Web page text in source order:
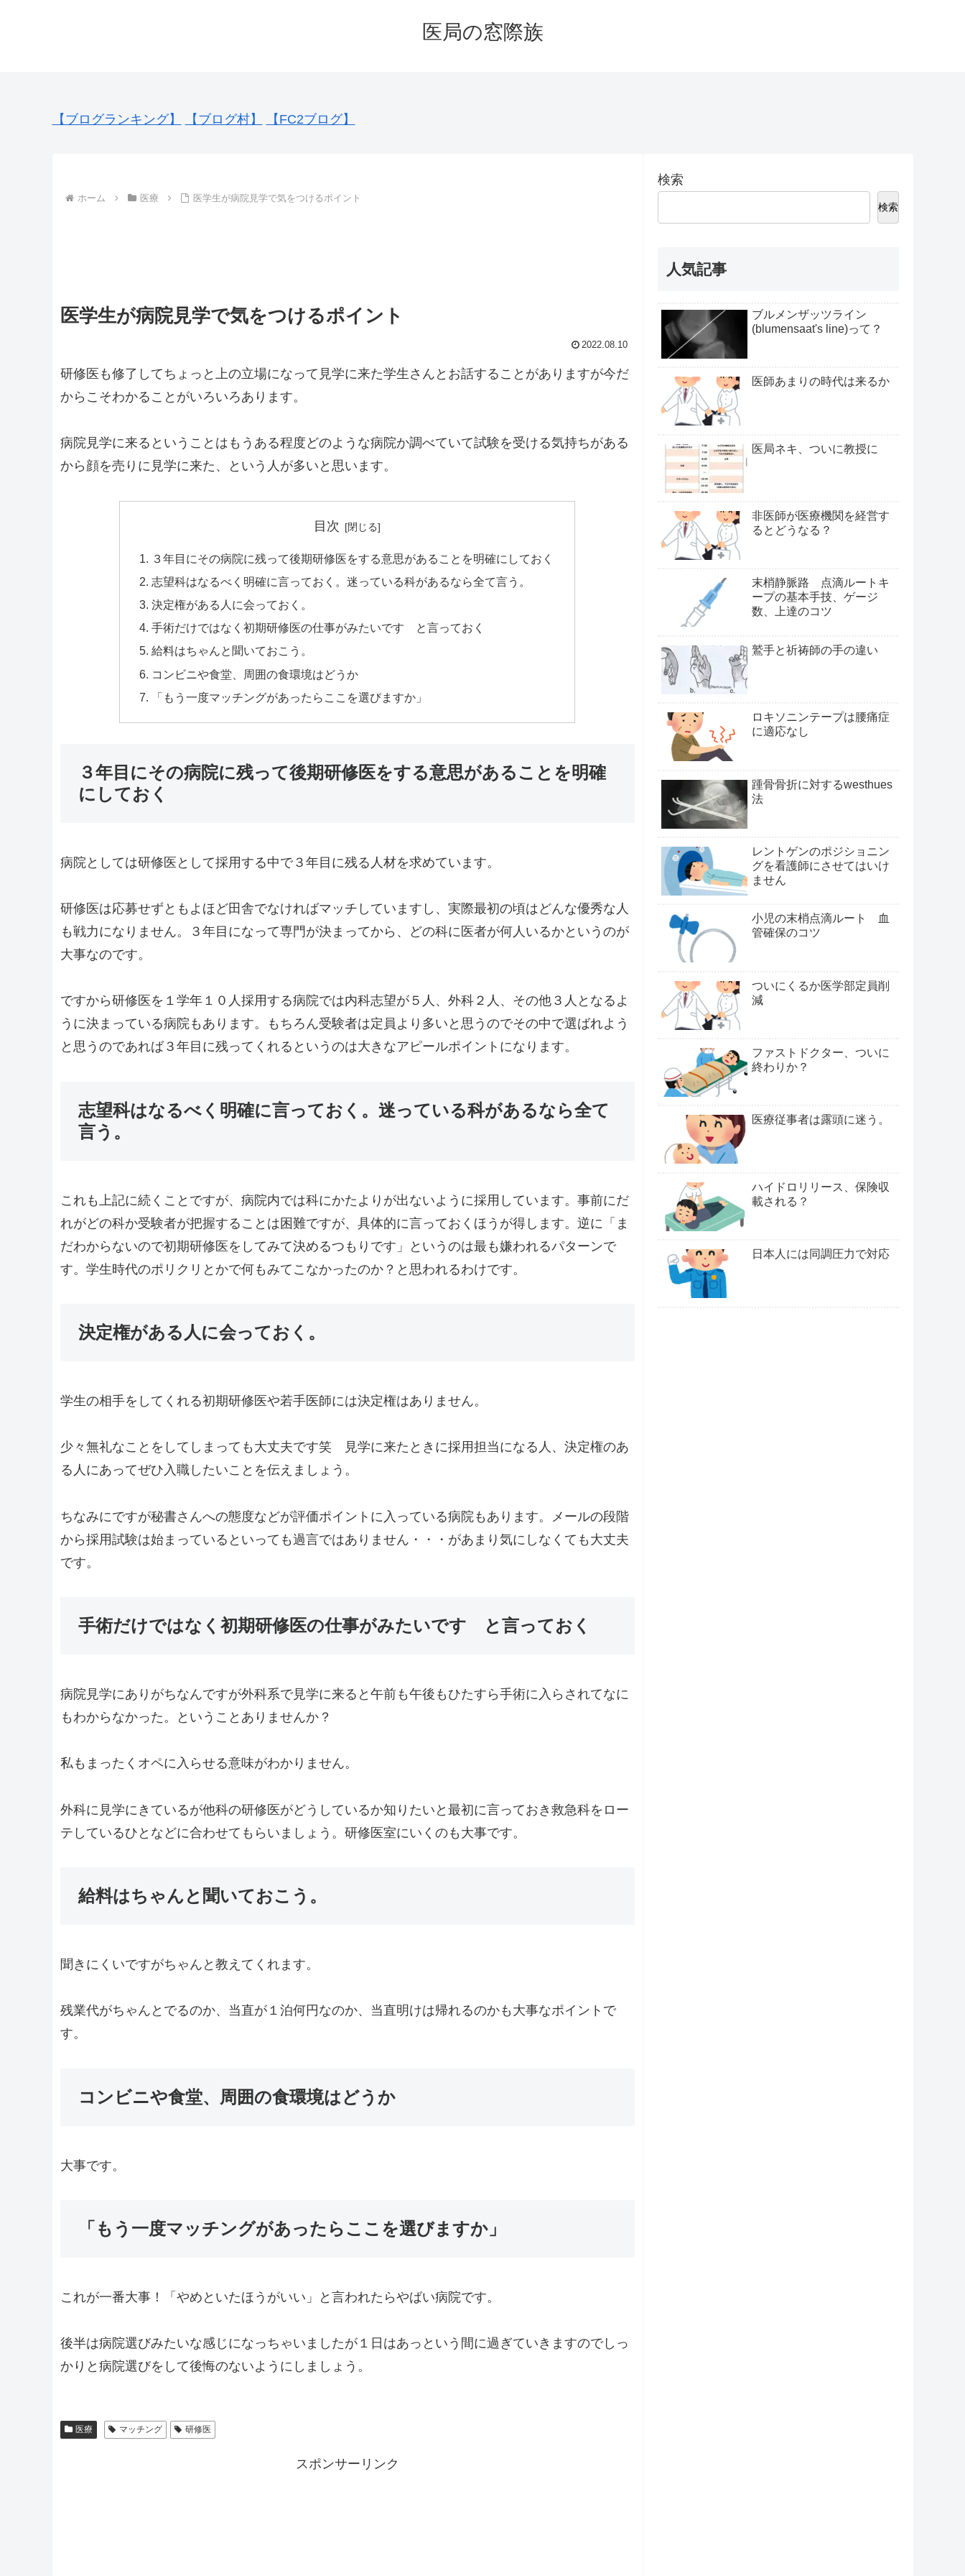
医局の窓際族
【ブログランキング】 【ブログ村】 【FC2ブログ】
ホーム 医療 医学生が病院見学で気をつけるポイント
医学生が病院見学で気をつけるポイント
2022.08.10
研修医も修了してちょっと上の立場になって見学に来た学生さんとお話することがありますが今だ
からこそわかることがいろいろあります。
病院見学に来るということはもうある程度どのような病院か調べていて試験を受ける気持ちがある
から顔を売りに見学に来た、という人が多いと思います。
目次
３年目にその病院に残って後期研修医をする意思があることを明確にしておく
志望科はなるべく明確に言っておく。迷っている科があるなら全て言う。
決定権がある人に会っておく。
手術だけではなく初期研修医の仕事がみたいです と言っておく
給料はちゃんと聞いておこう。
コンビニや食堂、周囲の食環境はどうか
「もう一度マッチングがあったらここを選びますか」
３年目にその病院に残って後期研修医をする意思があることを明確
にしておく
病院としては研修医として採用する中で３年目に残る人材を求めています。
研修医は応募せずともよほど田舎でなければマッチしていますし、実際最初の頃はどんな優秀な人
も戦力になりません。３年目になって専門が決まってから、どの科に医者が何人いるかというのが
大事なのです。
ですから研修医を１学年１０人採用する病院では内科志望が５人、外科２人、その他３人となるよ
うに決まっている病院もあります。もちろん受験者は定員より多いと思うのでその中で選ばれよう
と思うのであれば３年目に残ってくれるというのは大きなアピールポイントになります。
志望科はなるべく明確に言っておく。迷っている科があるなら全て
言う。
これも上記に続くことですが、病院内では科にかたよりが出ないように採用しています。事前にだ
れがどの科か受験者が把握することは困難ですが、具体的に言っておくほうが得します。逆に「ま
だわからないので初期研修医をしてみて決めるつもりです」というのは最も嫌われるパターンで
す。学生時代のポリクリとかで何もみてこなかったのか？と思われるわけです。
決定権がある人に会っておく。
学生の相手をしてくれる初期研修医や若手医師には決定権はありません。
少々無礼なことをしてしまっても大丈夫です笑 見学に来たときに採用担当になる人、決定権のあ
る人にあってぜひ入職したいことを伝えましょう。
ちなみにですが秘書さんへの態度などが評価ポイントに入っている病院もあります。メールの段階
から採用試験は始まっているといっても過言ではありません・・・があまり気にしなくても大丈夫
です。
手術だけではなく初期研修医の仕事がみたいです と言っておく
病院見学にありがちなんですが外科系で見学に来ると午前も午後もひたすら手術に入らされてなに
もわからなかった。ということありませんか？
私もまったくオペに入らせる意味がわかりません。
外科に見学にきているが他科の研修医がどうしているか知りたいと最初に言っておき救急科をロー
テしているひとなどに合わせてもらいましょう。研修医室にいくのも大事です。
給料はちゃんと聞いておこう。
聞きにくいですがちゃんと教えてくれます。
残業代がちゃんとでるのか、当直が１泊何円なのか、当直明けは帰れるのかも大事なポイントで
す。
コンビニや食堂、周囲の食環境はどうか
大事です。
「もう一度マッチングがあったらここを選びますか」
これが一番大事！「やめといたほうがいい」と言われたらやばい病院です。
後半は病院選びみたいな感じになっちゃいましたが１日はあっという間に過ぎていきますのでしっ
かりと病院選びをして後悔のないようにしましょう。
医療 マッチング 研修医
スポンサーリンク
検索
検索
人気記事
ブルメンザッツライン
(blumensaat's line)って？
医師あまりの時代は来るか
医局ネキ、ついに教授に
非医師が医療機関を経営す
るとどうなる？
末梢静脈路 点滴ルートキ
ープの基本手技、ゲージ
数、上達のコツ
鷲手と祈祷師の手の違い
ロキソニンテープは腰痛症
に適応なし
踵骨骨折に対するwesthues
法
レントゲンのポジショニン
グを看護師にさせてはいけ
ません
小児の末梢点滴ルート 血
管確保のコツ
ついにくるか医学部定員削
減
ファストドクター、ついに
終わりか？
医療従事者は露頭に迷う。
ハイドロリリース、保険収
載される？
日本人には同調圧力で対応